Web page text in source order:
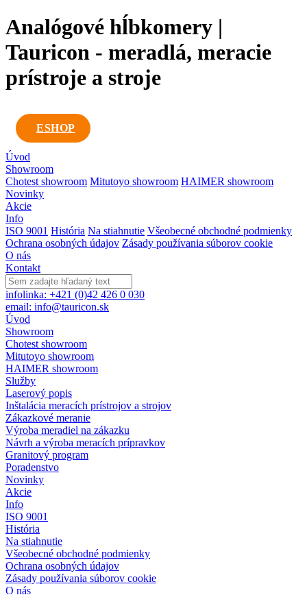
Analógové hĺbkomery |
Tauricon - meradlá, meracie
prístroje a stroje
ESHOP
Úvod
Showroom
Chotest showroom Mitutoyo showroom HAIMER showroom
Novinky
Akcie
Info
ISO 9001 História Na stiahnutie Všeobecné obchodné podmienky
Ochrana osobných údajov Zásady používania súborov cookie
O nás
Kontakt
infolinka: +421 (0)42 426 0 030
email: info@tauricon.sk
Úvod
Showroom
Chotest showroom
Mitutoyo showroom
HAIMER showroom
Služby
Laserový popis
Inštalácia meracích prístrojov a strojov
Zákazkové meranie
Výroba meradiel na zákazku
Návrh a výroba meracích prípravkov
Granitový program
Poradenstvo
Novinky
Akcie
Info
ISO 9001
História
Na stiahnutie
Všeobecné obchodné podmienky
Ochrana osobných údajov
Zásady používania súborov cookie
O nás